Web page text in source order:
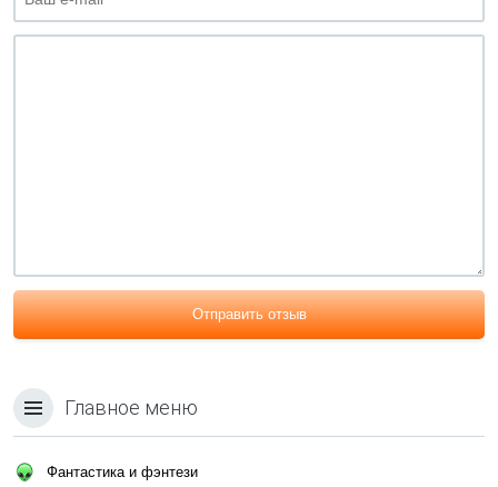
Отправить отзыв
Главное меню
Фантастика и фэнтези